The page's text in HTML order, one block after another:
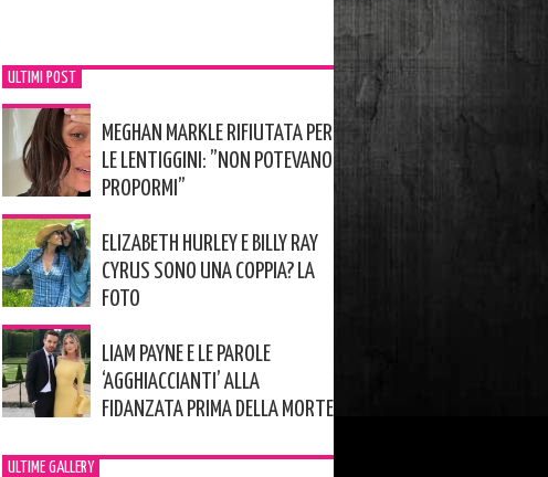
ULTIMI POST
MEGHAN MARKLE RIFIUTATA PER
LE LENTIGGINI: ”NON POTEVANO
PROPORMI”
ELIZABETH HURLEY E BILLY RAY
CYRUS SONO UNA COPPIA? LA
FOTO
LIAM PAYNE E LE PAROLE
‘AGGHIACCIANTI’ ALLA
FIDANZATA PRIMA DELLA MORTE
ULTIME GALLERY